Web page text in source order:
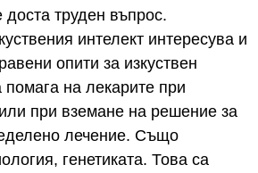
доста труден въпрос.
интелект интересува и
опити за изкуствен
помага на лекарите при
при вземане на решение за
лечение. Също
генетиката. Това са